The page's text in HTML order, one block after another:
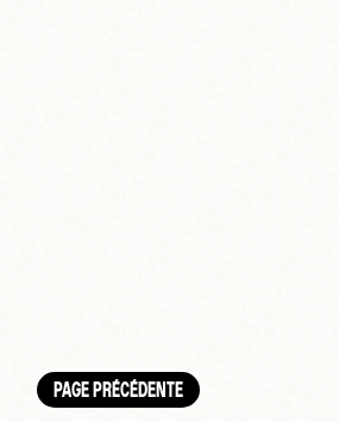
PAGE PRÉCÉDENTE